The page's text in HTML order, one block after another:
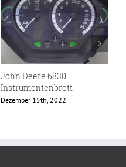
John Deere 6830
Instrumentenbrett
Dezember 15th, 2022